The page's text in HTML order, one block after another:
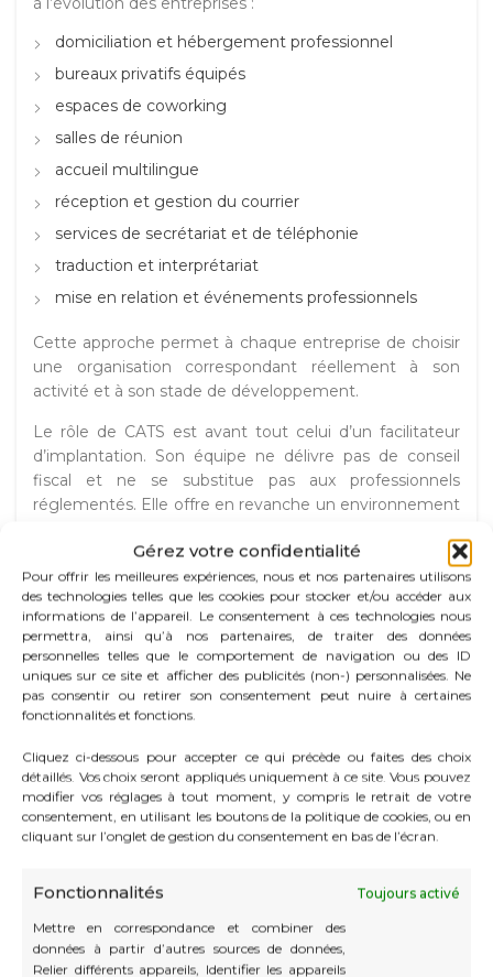
Gérez votre confidentialité
Pour offrir les meilleures expériences, nous et nos partenaires utilisons
des technologies telles que les cookies pour stocker et/ou accéder aux
informations de l’appareil. Le consentement à ces technologies nous
permettra, ainsi qu’à nos partenaires, de traiter des données
personnelles telles que le comportement de navigation ou des ID
uniques sur ce site et afficher des publicités (non-) personnalisées. Ne
pas consentir ou retirer son consentement peut nuire à certaines
fonctionnalités et fonctions.
Cliquez ci-dessous pour accepter ce qui précède ou faites des choix
détaillés. Vos choix seront appliqués uniquement à ce site. Vous pouvez
modifier vos réglages à tout moment, y compris le retrait de votre
consentement, en utilisant les boutons de la politique de cookies, ou en
cliquant sur l’onglet de gestion du consentement en bas de l’écran.
Fonctionnalités Toujours activé
Mettre en correspondance et combiner des
données à partir d’autres sources de données,
Relier différents appareils, Identifier les appareils
domiciliation et hébergement professionnel
bureaux privatifs équipés
espaces de coworking
salles de réunion
accueil multilingue
réception et gestion du courrier
services de secrétariat et de téléphonie
traduction et interprétariat
mise en relation et événements professionnels
Cette approche permet à chaque entreprise de choisir
une organisation correspondant réellement à son
activité et à son stade de développement.
Le rôle de CATS est avant tout celui d’un facilitateur
d’implantation. Son équipe ne délivre pas de conseil
fiscal et ne se substitue pas aux professionnels
réglementés. Elle offre en revanche un environnement
dirigeants à trouver leur place dans le tissu
économique monégasque.
Anticiper les évolutions pour
développer son activité
durablement
Le projet relatif au Pilier 2 de l’OCDE illustre une
nouvelle évolution de l’environnement économique à
plus largement de l’adaptation continue de la
Principauté aux transformations internationales.
Pour la majorité des entrepreneurs et des entreprises,